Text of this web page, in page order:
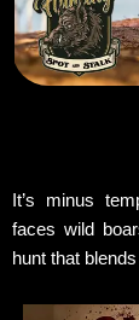
It’s minus
faces wild
hunt that